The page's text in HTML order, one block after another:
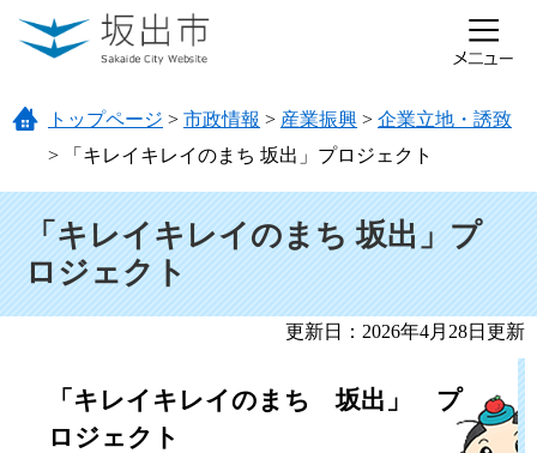
ページの先頭です。
メニューを飛ばして本文へ
トップページ > 市政情報 > 産業振興 > 企業立地・誘致
>
「キレイキレイのまち 坂出」プロジェクト
「キレイキレイのまち 坂出」プ
ロジェクト
更新日：2026年4月28日更新
「キレイキレイのまち 坂出」 プ
ロジェクト